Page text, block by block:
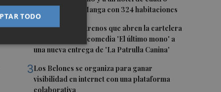
estrellas en La Manga con 324 habitaciones
2Estos son los estrenos que abren la cartelera
en agosto: de la comedia 'El último mono' a
una nueva entrega de 'La Patrulla Canina'
3Los Belones se organiza para ganar
visibilidad en internet con una plataforma
colaborativa
TODO